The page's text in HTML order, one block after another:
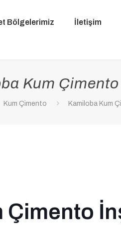
Bölgelerimiz İletişim
Kum
Kum Çimento Kamiloba Kum
Çimento